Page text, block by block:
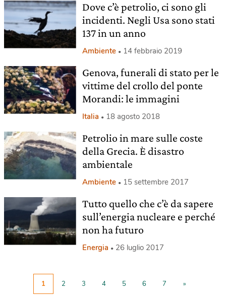
Dove c’è petrolio, ci sono gli
incidenti. Negli Usa sono stati
137 in un anno
Ambiente 14 febbraio 2019
Genova, funerali di stato per le
vittime del crollo del ponte
Morandi: le immagini
Italia 18 agosto 2018
Petrolio in mare sulle coste
della Grecia. È disastro
ambientale
Ambiente 15 settembre 2017
Tutto quello che c’è da sapere
sull’energia nucleare e perché
non ha futuro
Energia 26 luglio 2017
1 2 3 4 5 6 7 »